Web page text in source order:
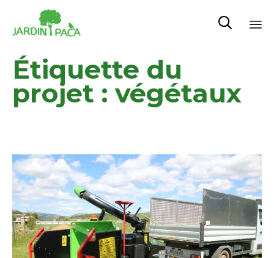

Étiquette du
projet :végétaux